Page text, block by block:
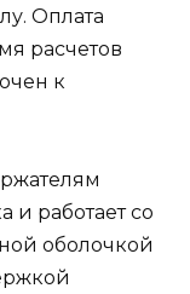
Оплата
расчетов
к
и работает со
оболочкой